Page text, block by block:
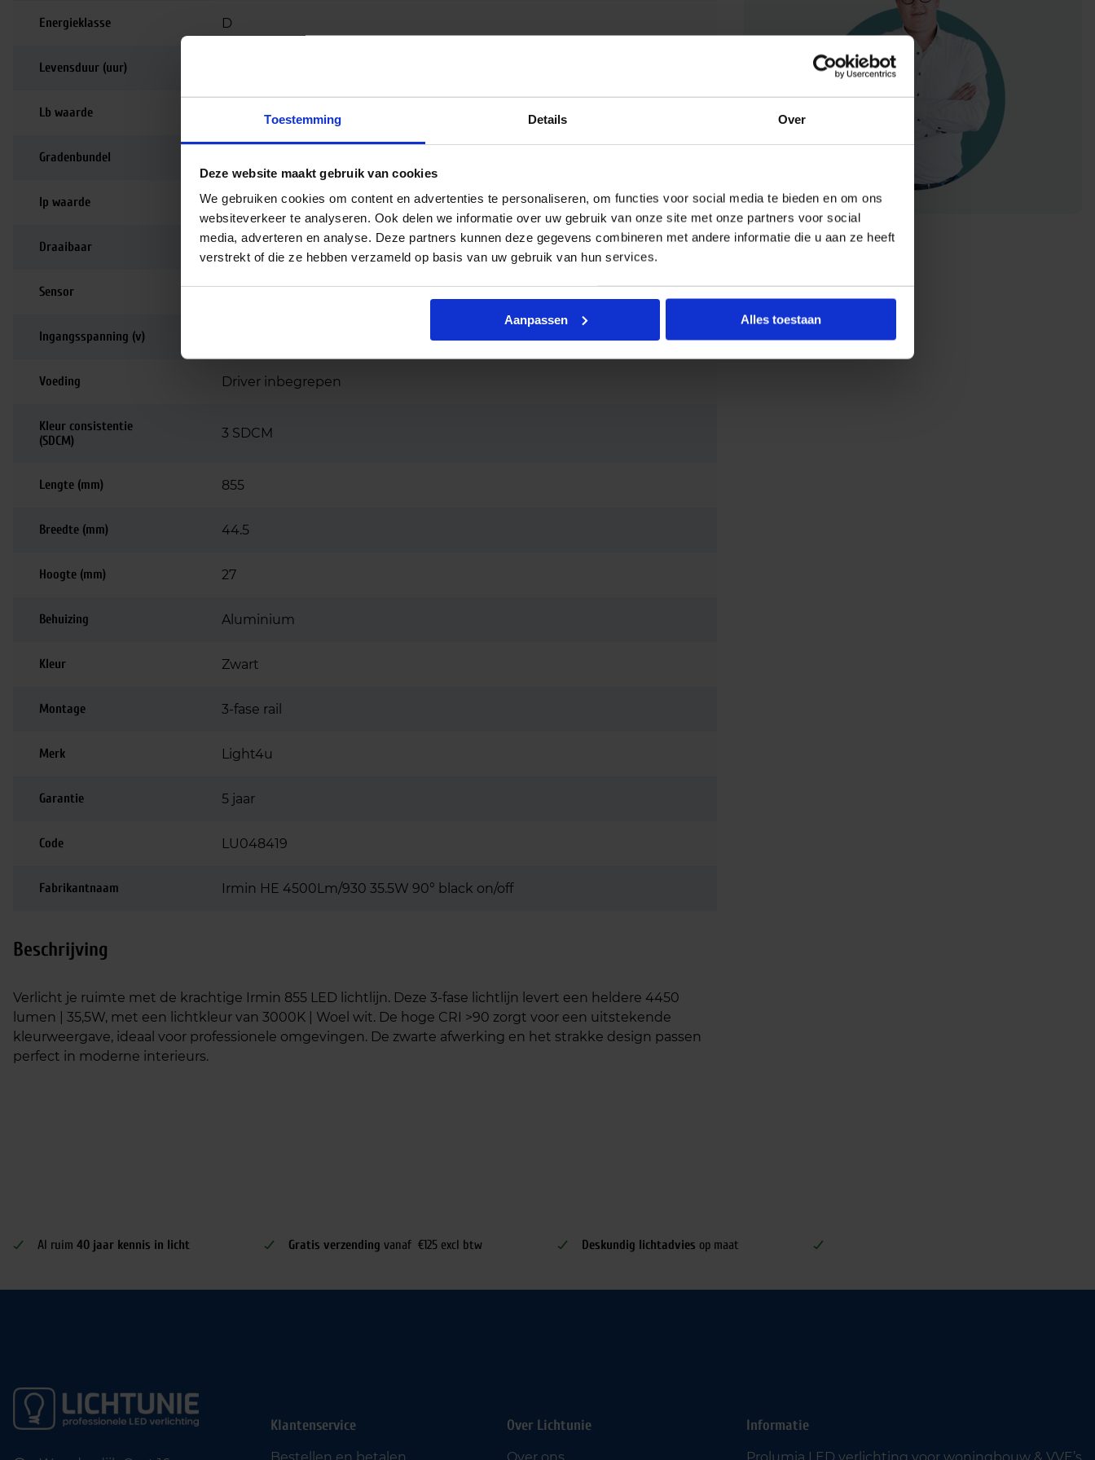
Toestemming Details Over
Deze website maakt gebruik van cookies
We gebruiken cookies om content en advertenties te personaliseren, om functies voor social media te bieden en om ons
websiteverkeer te analyseren. Ook delen we informatie over uw gebruik van onze site met onze partners voor social
media, adverteren en analyse. Deze partners kunnen deze gegevens combineren met andere informatie die u aan ze heeft
verstrekt of die ze hebben verzameld op basis van uw gebruik van hun services.
Aanpassen Alles toestaan
Energieklasse D
Levensduur (uur)
Lb waarde L80B10
Gradenbundel
Ip waarde IP20
Draaibaar 180
Sensor Nee
Ingangsspanning (v)
Voeding Driver inbegrepen
Kleur consistentie
(SDCM)
3 SDCM
Lengte (mm) 855
Breedte (mm) 44.5
Hoogte (mm) 27
Behuizing Aluminium
Kleur Zwart
Montage 3-fase rail
Merk Light4u
Garantie 5 jaar
Code LU048419
Fabrikantnaam Irmin HE 4500Lm/930 35.5W 90° black on/off
Beschrijving
Verlicht je ruimte met de krachtige Irmin 855 LED lichtlijn. Deze 3-fase lichtlijn levert een heldere 4450
lumen | 35,5W, met een lichtkleur van 3000K | Woel wit. De hoge CRI >90 zorgt voor een uitstekende
kleurweergave, ideaal voor professionele omgevingen. De zwarte afwerking en het strakke design passen
perfect in moderne interieurs.
Al ruim 40 jaar kennis in licht Gratis verzending vanaf €125 excl btw Deskundig lichtadvies op maat
Klantenservice Over Lichtunie Informatie